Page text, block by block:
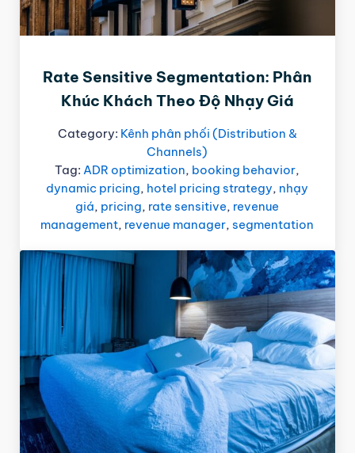
Rate Sensitive Segmentation: Phân
Khúc Khách Theo Độ Nhạy Giá
Category: Kênh phân phối (Distribution &
Channels)
Tag:ADR optimization, booking behavior,
dynamic pricing, hotel pricing strategy, nhạy
giá, pricing, rate sensitive, revenue
management, revenue manager,segmentation